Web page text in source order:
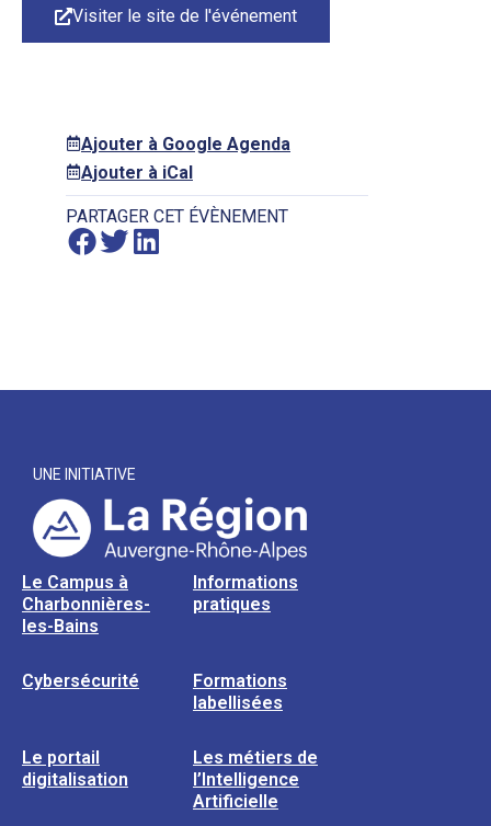
Visiter le site de l'événement
Ajouter à Google Agenda
Ajouter à iCal
PARTAGER CET ÉVÈNEMENT
UNE INITIATIVE
Le Campus à
Charbonnières-
les-Bains
Informations
pratiques
Cybersécurité
Formations
labellisées
Le portail
digitalisation
Les métiers de
l’Intelligence
Artificielle